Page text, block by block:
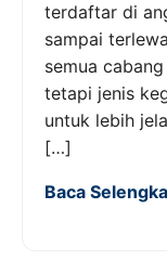
terdaftar di
sampai
semua
tetapi jenis
untuk lebih
[…]
Baca